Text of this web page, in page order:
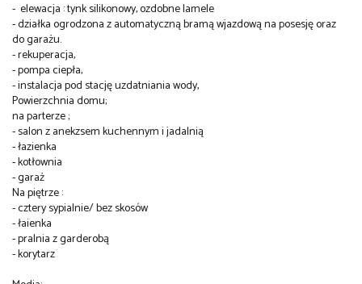
- elewacja : tynk silikonowy, ozdobne lamele
- działka ogrodzona z automatyczną bramą wjazdową na posesję oraz
do garażu.
- rekuperacja,
- pompa ciepła,
- instalacja pod stację uzdatniania wody,
Powierzchnia domu;
na parterze ;
- salon z anekzsem kuchennym i jadalnią
- łazienka
- kotłownia
- garaż
Na piętrze :
- cztery sypialnie/ bez skosów
- łaienka
- pralnia z garderobą
- korytarz